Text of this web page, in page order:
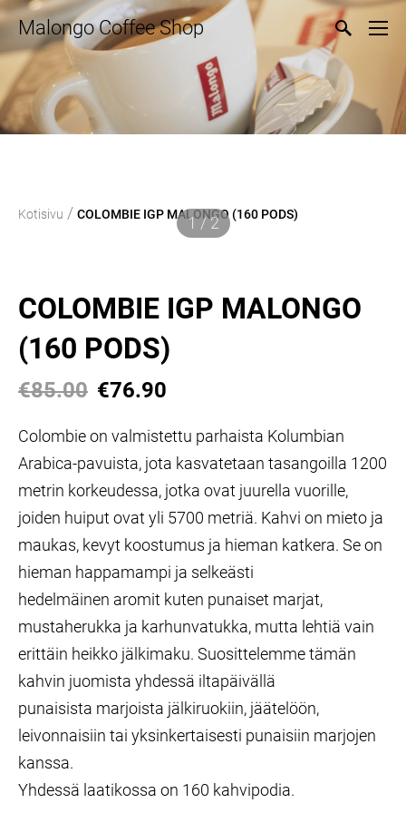
Malongo Coffee Shop
Kotisivu / COLOMBIE IGP MALONGO (160 PODS)
1 / 2
COLOMBIE IGP MALONGO
(160 PODS)
€85.00 €76.90
Colombie on valmistettu parhaista Kolumbian
Arabica-pavuista, jota kasvatetaan tasangoilla 1200
metrin korkeudessa, jotka ovat juurella vuorille,
joiden huiput ovat yli 5700 metriä. Kahvi on mieto ja
maukas, kevyt koostumus ja hieman katkera. Se on
hieman happamampi ja selkeästi
hedelmäinen aromit kuten punaiset marjat,
mustaherukka ja karhunvatukka, mutta lehtiä vain
erittäin heikko jälkimaku. Suosittelemme tämän
kahvin juomista yhdessä iltapäivällä
punaisista marjoista jälkiruokiin, jäätelöön,
leivonnaisiin tai yksinkertaisesti punaisiin marjojen
kanssa.
Yhdessä laatikossa on 160 kahvipodia.